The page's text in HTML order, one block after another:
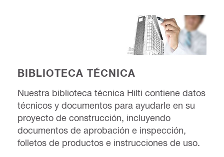
BIBLIOTECA TÉCNICA
Nuestra biblioteca técnica Hilti contiene datos
técnicos y documentos para ayudarle en su
proyecto de construcción, incluyendo
documentos de aprobación e inspección,
folletos de productos e instrucciones de uso.